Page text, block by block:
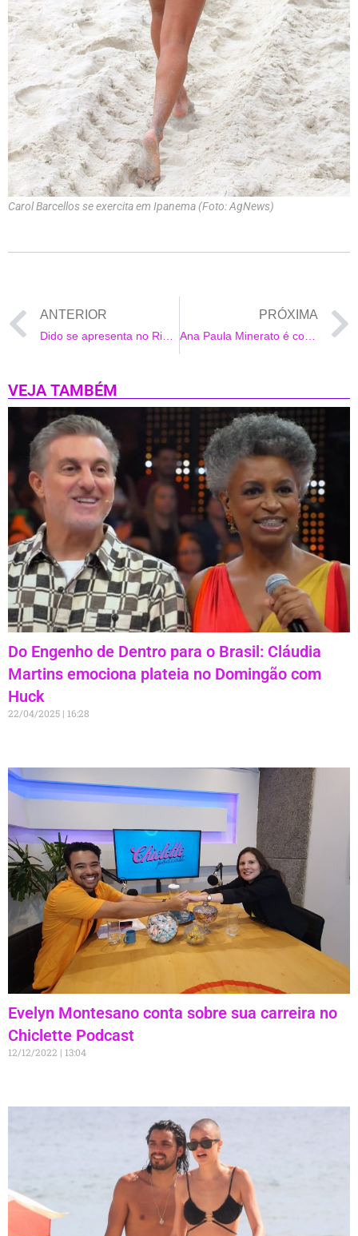
Carol Barcellos se exercita em Ipanema (Foto: AgNews)
ANTERIOR PRÓXIMA
Ana Paula Minerato é coroada musa da bateria da Acadêmicos do Tatuapé
VEJA TAMBÉM
Do Engenho de Dentro para o Brasil: Cláudia
Martins emociona plateia no Domingão com
Huck
22/04/2025 16:28
Evelyn Montesano conta sobre sua carreira no
Chiclette Podcast
12/12/2022 13:04